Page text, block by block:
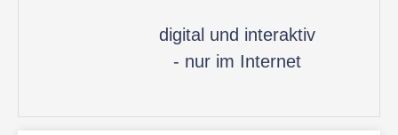
digital und interaktiv
- nur im Internet